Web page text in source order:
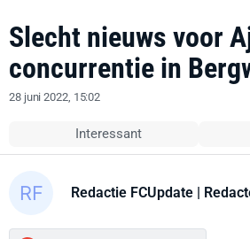
Slecht nieuws voor
concurrentie in
28 juni 2022, 15:02
Interessant
Redactie FCUpdate |